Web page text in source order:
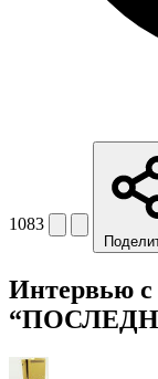
1083
Интервью с